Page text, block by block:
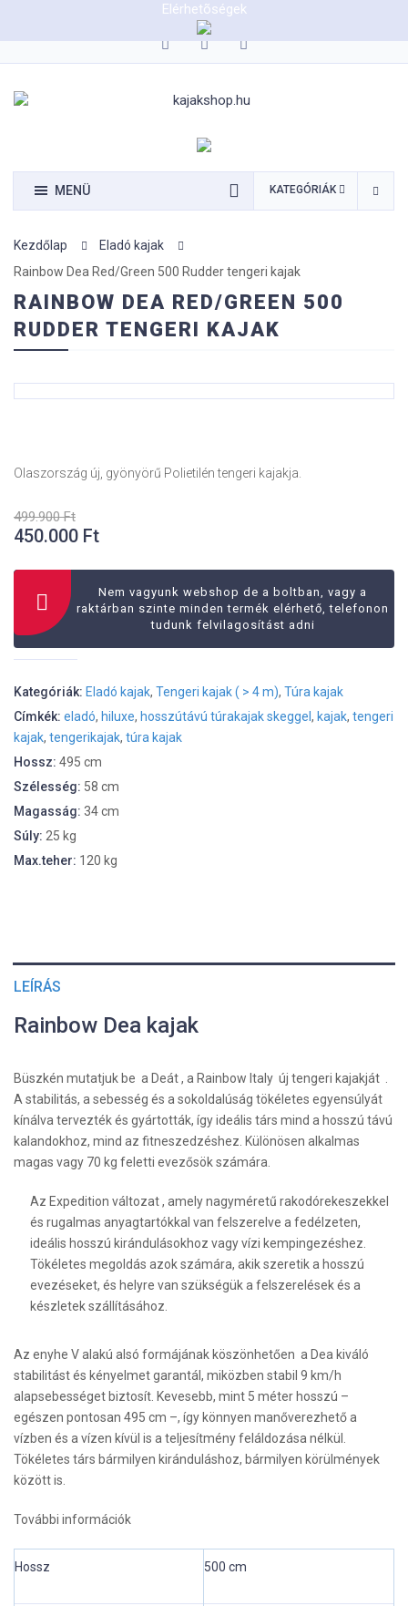
0620/9423290
MENÜ KATEGÓRIÁK
Kezdőlap
Eladó kajak
Rainbow Dea Red/Green 500 Rudder tengeri kajak
RAINBOW DEA RED/GREEN 500
RUDDER TENGERI KAJAK
Olaszország új, gyönyörű Polietilén tengeri kajakja.
499.900Ft
Eredeti
ára:
499.900 Ft.
450.000 Ft
450.000 Ft.
Nem vagyunk webshop de a boltban, vagy a
raktárban szinte minden termék elérhető, telefonon
tudunk felvilagosítást adni
Kategóriák: Eladó kajak, Tengeri kajak ( > 4 m), Túra kajak
Címkék: eladó, hiluxe, hosszútávú túrakajak skeggel , kajak, tengeri
kajak, tengerikajak, túra kajak
Hossz: 495 cm
Szélesség: 58 cm
Magasság: 34 cm
Súly: 25 kg
Max.teher: 120 kg
LEÍRÁS
Rainbow Dea kajak
Büszkén mutatjuk be a Deát , a Rainbow Italy új tengeri kajakját .
A stabilitás, a sebesség és a sokoldalúság tökéletes egyensúlyát
kínálva tervezték és gyártották, így ideális társ mind a hosszú távú
kalandokhoz, mind az fitneszedzéshez. Különösen alkalmas
magas vagy 70 kg feletti evezősök számára.
Az Expedition változat , amely nagyméretű rakodórekeszekkel
és rugalmas anyagtartókkal van felszerelve a fedélzeten,
ideális hosszú kirándulásokhoz vagy vízi kempingezéshez.
Tökéletes megoldás azok számára, akik szeretik a hosszú
evezéseket, és helyre van szükségük a felszerelések és a
készletek szállításához.
Az enyhe V alakú alsó formájának köszönhetően a Dea kiváló
stabilitást és kényelmet garantál, miközben stabil 9 km/h
alapsebességet biztosít. Kevesebb, mint 5 méter hosszú –
egészen pontosan 495 cm –, így könnyen manőverezhető a
vízben és a vízen kívül is a teljesítmény feláldozása nélkül.
Tökéletes társ bármilyen kiránduláshoz, bármilyen körülmények
között is.
További információk
Hossz 500 cm
Elérhetõségek